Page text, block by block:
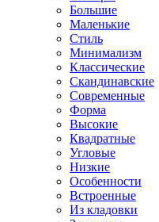
Большие
Маленькие
Стиль
Минимализм
Классические
Скандинавские
Современные
Форма
Высокие
Квадратные
Угловые
Низкие
Особенности
Встроенные
Из кладовки